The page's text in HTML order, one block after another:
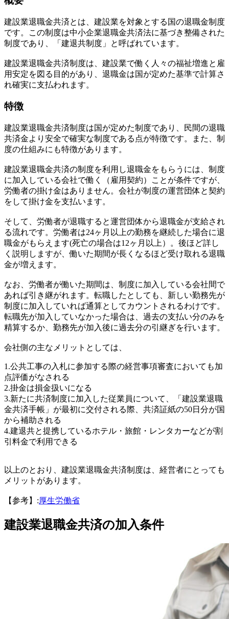
建設業退職金共済とは、建設業を対象とする国の退職金制度
です。この制度は中小企業退職金共済法に基づき整備された
制度であり、「建退共制度」と呼ばれています。
建設業退職金共済制度は、建設業で働く人々の福祉増進と雇
用安定を図る目的があり、退職金は国が定めた基準で計算さ
れ確実に支払われます。
特徴
建設業退職金共済制度は国が定めた制度であり、民間の退職
共済金より安全で確実な制度である点が特徴です。また、制
度の仕組みにも特徴があります。
建設業退職金共済の制度を利用し退職金をもらうには、制度
に加入している会社で働く（雇用契約）ことが条件ですが、
労働者の掛け金はありません。会社が制度の運営団体と契約
をして掛け金を支払います。
そして、労働者が退職すると運営団体から退職金が支給され
る流れです。労働者は24ヶ月以上の勤務を継続した場合に退
職金がもらえます(死亡の場合は12ヶ月以上）。後ほど詳し
く説明しますが、働いた期間が長くなるほど受け取れる退職
金が増えます。
なお、労働者が働いた期間は、制度に加入している会社間で
あれば引き継がれます。転職したとしても、新しい勤務先が
制度に加入していれば通算としてカウントされるわけです。
転職先が加入していなかった場合は、過去の支払い分のみを
精算するか、勤務先が加入後に過去分の引継ぎを行います。
会社側の主なメリットとしては、
1.公共工事の入札に参加する際の経営事項審査においても加
点評価がなされる
2.掛金は損金扱いになる
3.新たに共済制度に加入した従業員について、「建設業退職
金共済手帳」が最初に交付される際、共済証紙の50日分が国
から補助される
4.建退共と提携しているホテル・旅館・レンタカーなどが割
引料金で利用できる
以上のとおり、建設業退職金共済制度は、経営者にとっても
メリットがあります。
【参考】:厚生労働省
建設業退職金共済の加入条件